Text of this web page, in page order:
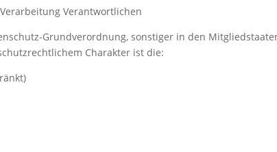
Verantwortlichen
Grundverordnung, sonstiger in den
Charakter ist die: